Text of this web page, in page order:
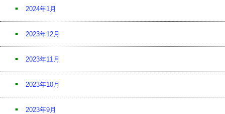
2024年1月
2023年12月
2023年11月
2023年10月
2023年9月